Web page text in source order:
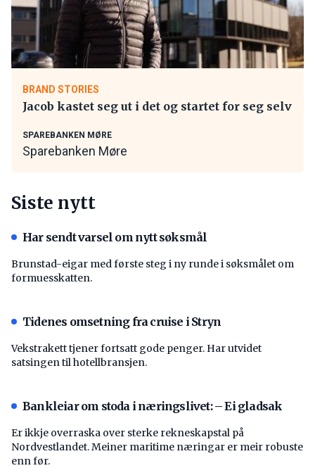
BRAND STORIES
Jacob kastet seg ut i det og startet for seg selv
SPAREBANKEN MØRE
Sparebanken Møre
Siste nytt
Har sendt varsel om nytt søksmål
Brunstad-eigar med første steg i ny runde i søksmålet om
formuesskatten.
Tidenes omsetning fra cruise i Stryn
Vekstrakett tjener fortsatt gode penger. Har utvidet
satsingen til hotellbransjen.
Bankleiar om stoda i næringslivet: – Ei gladsak
Er ikkje overraska over sterke rekneskapstal på
Nordvestlandet. Meiner maritime næringar er meir robuste
enn før.